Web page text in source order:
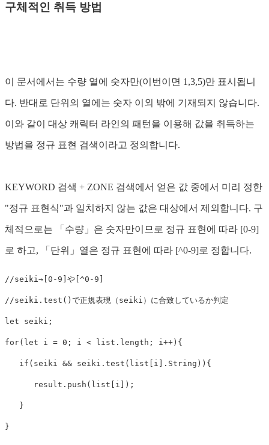
구체적인 취득 방법
이 문서에서는 수량 열에 숫자만(이번이면 1,3,5)만 표시됩니
다. 반대로 단위의 열에는 숫자 이외 밖에 기재되지 않습니다.
이와 같이 대상 캐릭터 라인의 패턴을 이용해 값을 취득하는
방법을 정규 표현 검색이라고 정의합니다.
KEYWORD 검색 + ZONE 검색에서 얻은 값 중에서 미리 정한
"정규 표현식"과 일치하지 않는 값은 대상에서 제외합니다. 구
체적으로는 「수량」은 숫자만이므로 정규 표현에 따라 [0-9]
로 하고, 「단위」열은 정규 표현에 따라 [^0-9]로 정합니다.
//seiki→[0-9]や[^0-9]
//seiki.test()で正規表現（seiki）に合致しているか判定
let seiki;
for(let i = 0; i < list.length; i++){
   if(seiki && seiki.test(list[i].String)){
      result.push(list[i]);
   }